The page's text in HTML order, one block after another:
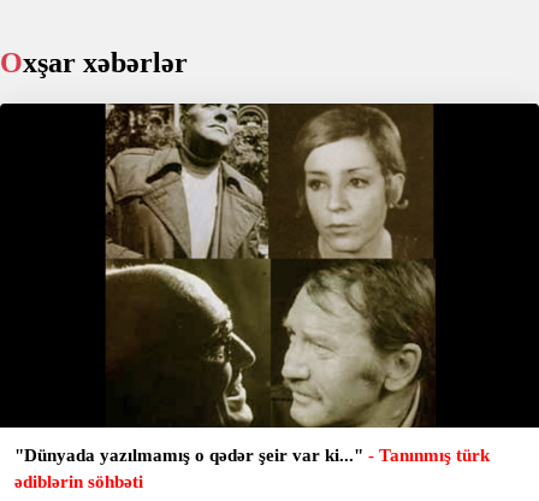
Oxşar xəbərlər
"Dünyada yazılmamış o qədər şeir var ki..." - Tanınmış türk
ədiblərin söhbəti